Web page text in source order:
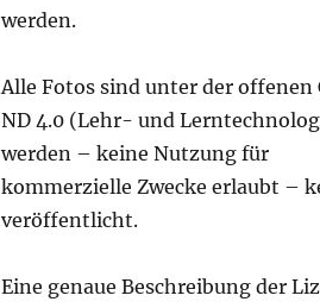
werden.
Alle Fotos sind unter der
ND 4.0 (Lehr- und
werden – keine Nutzung für
kommerzielle Zwecke erlaubt –
veröffentlicht.
Eine genaue Beschreibung der